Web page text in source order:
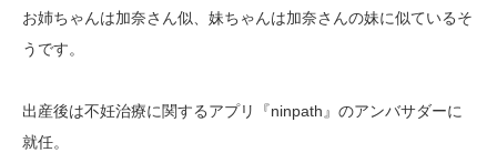
お姉ちゃんは加奈さん似、妹ちゃんは加奈さんの妹に似ているそ
うです。
出産後は不妊治療に関するアプリ『ninpath』のアンバサダーに
就任。